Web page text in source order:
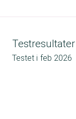
Testresultater
Testet i feb 2026